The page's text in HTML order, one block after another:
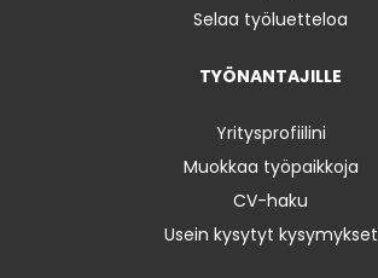
Selaa työluetteloa
TYÖNANTAJILLE
Yritysprofiilini
Muokkaa työpaikkoja
CV-haku
Usein kysytyt kysymykset